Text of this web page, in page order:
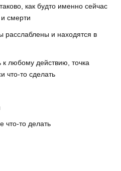
как будто именно сейчас
смерти
расслаблены и находятся в
к любому действию, точка
что-то сделать
что-то делать